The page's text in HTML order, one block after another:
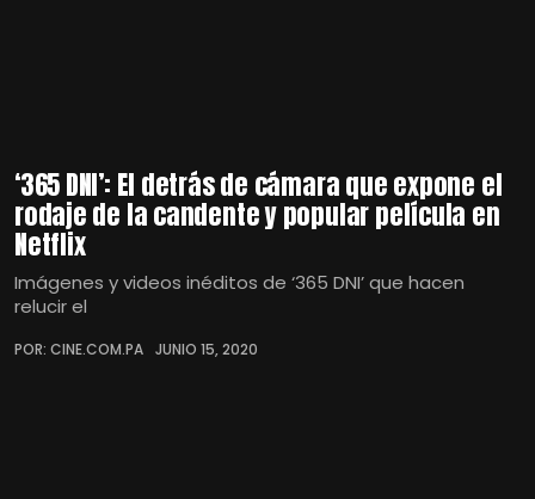
‘365 DNI’: El detrás de cámara que expone el
rodaje de la candente y popular película en
Netflix
Imágenes y videos inéditos de ‘365 DNI’ que hacen
relucir el
POR: CINE.COM.PA JUNIO 15, 2020